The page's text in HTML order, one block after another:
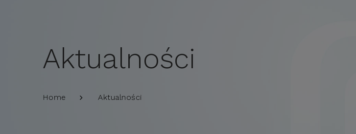
Aktualności
Home Aktualności